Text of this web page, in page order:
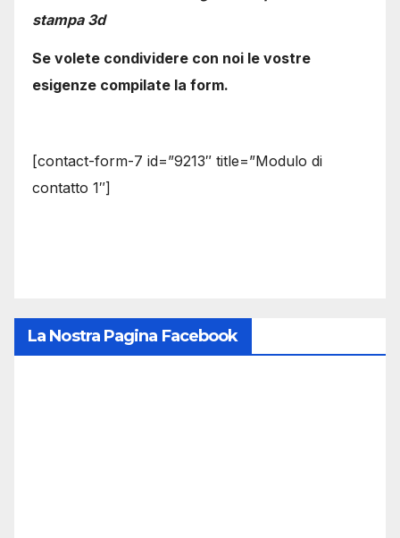
stampa 3d
Se volete condividere con noi le vostre
esigenze compilate la form.
[contact-form-7 id=”9213″ title=”Modulo di
contatto 1″]
La Nostra Pagina Facebook